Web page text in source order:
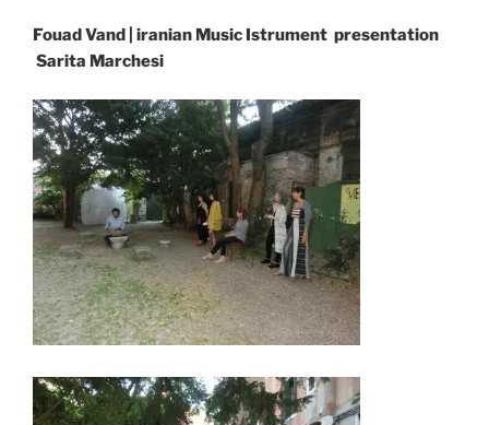
Fouad Vand | iranian Music Istrument presentation
Sarita Marchesi